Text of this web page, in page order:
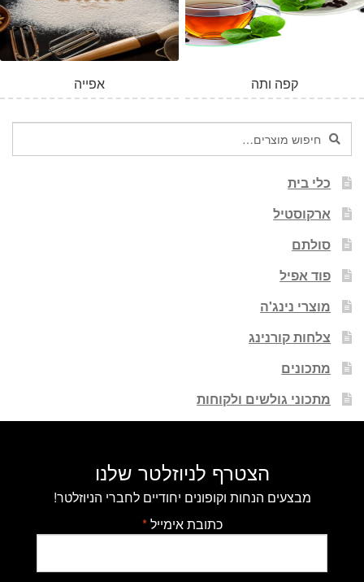
אפייה קפה ותה
חיפוש
עבור:
חיפוש
כלי בית
ארקוסטיל
סולתם
פוד אפיל
מוצרי נינג'ה
צלחות קורנינג
מתכונים
מתכוני גולשים ולקוחות
הצטרף לניוזלטר שלנו
מבצעים הנחות וקופונים יחודיים לחברי הניוזלטר!
כתובת אימייל*